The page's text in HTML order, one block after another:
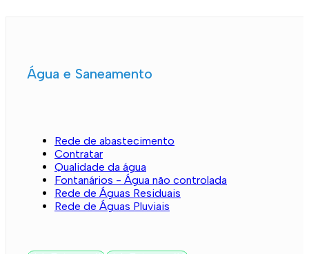
Água e Saneamento
Rede de abastecimento
Contratar
Qualidade da água
Fontanários - Água não controlada
Rede de Águas Residuais
Rede de Águas Pluviais